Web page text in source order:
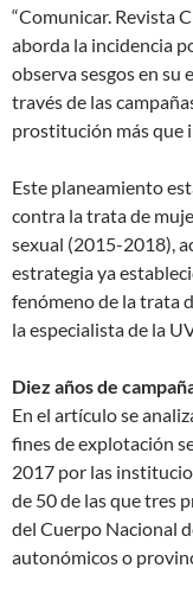
“Comunicar. Revista
aborda la incidencia
observa sesgos en su
través de las
prostitución más que
Este planeamiento
contra la trata de
sexual (2015-2018),
estrategia ya
fenómeno de la trata
la especialista de la
Diez años de
En el artículo se
fines de explotación
2017 por las
de 50 de las que tres
del Cuerpo Nacional
autonómicos o